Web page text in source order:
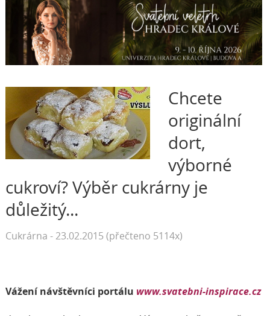
Chcete
originální
dort,
výborné
cukroví? Výběr cukrárny je
důležitý...
Cukrárna - 23.02.2015 (přečteno 5114x)
Vážení návštěvníci portálu www.svatebni-inspirace.cz